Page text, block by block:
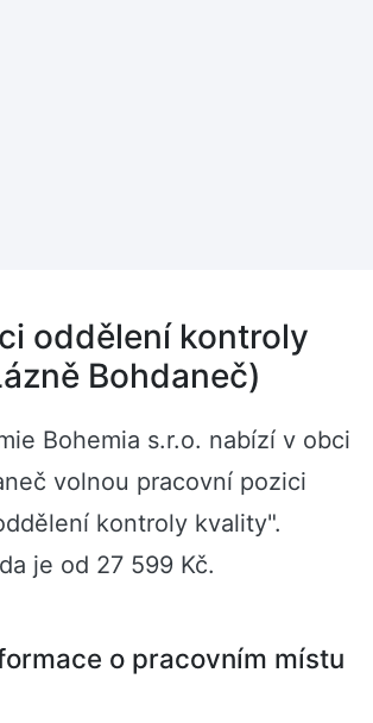
oddělení kontroly
Bohdaneč)
Bohemia s.r.o. nabízí v obci
volnou pracovní pozici
kontroly kvality".
je od 27 599 Kč.
o pracovním místu